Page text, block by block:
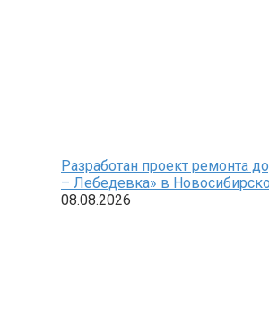
Разработан проект ремонта
– Лебедевка» в
08.08.2026